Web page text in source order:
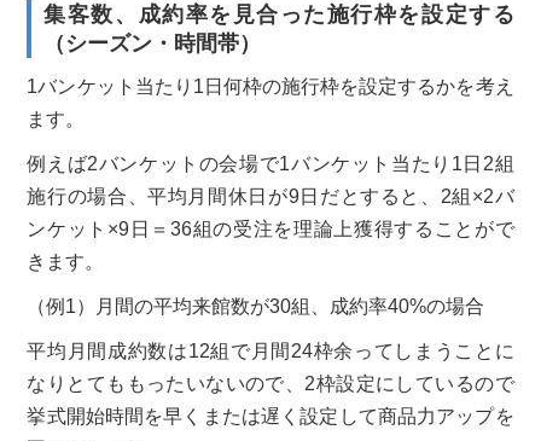
集客数、成約率を見合った施行枠を設定する
（シーズン・時間帯）
1バンケット当たり1日何枠の施行枠を設定するかを考え
ます。
例えば2バンケットの会場で1バンケット当たり1日2組
施行の場合、平均月間休日が9日だとすると、2組×2バ
ンケット×9日＝36組の受注を理論上獲得することがで
きます。
（例1）月間の平均来館数が30組、成約率40%の場合
平均月間成約数は12組で月間24枠余ってしまうことに
なりとてももったいないので、2枠設定にしているので
挙式開始時間を早くまたは遅く設定して商品力アップを